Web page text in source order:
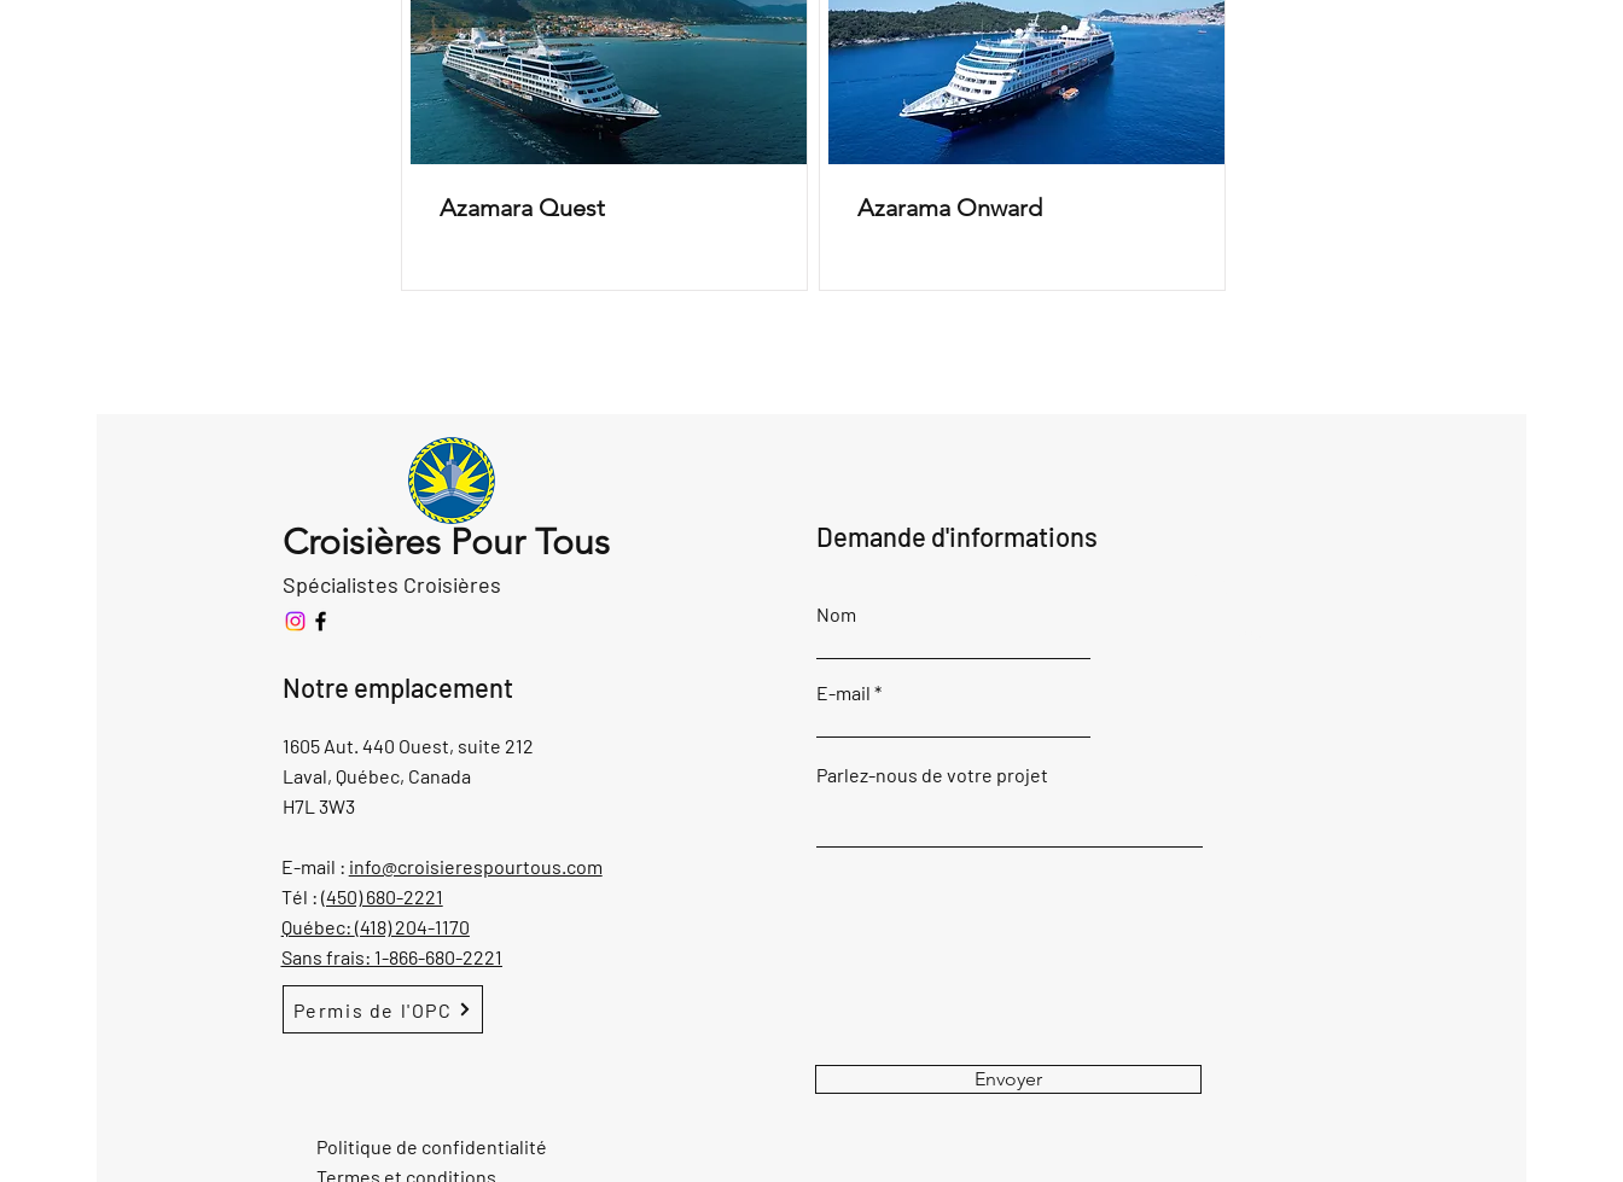
Azamara Quest Azarama Onward
Croisières Pour Tous
Spécialistes Croisières
Notre emplacement
1605 Aut. 440 Ouest, suite 212
Laval, Québec, Canada
H7L 3W3
E-mail : info@croisierespourtous.com
Tél : (450) 680-2221
Québec: (418) 204-1170
Sans frais: 1-866-680-2221
Permis de l'OPC
Demande d'informations
Nom
E-mail
Parlez-nous de votre projet
Envoyer
Politique de confidentialité
Termes et conditions